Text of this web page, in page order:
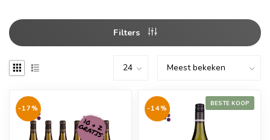
Filters
-17%
BESTE KOOP
-14%